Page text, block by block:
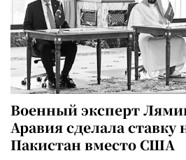
Военный эксперт
Аравия сделала
Пакистан вместо США